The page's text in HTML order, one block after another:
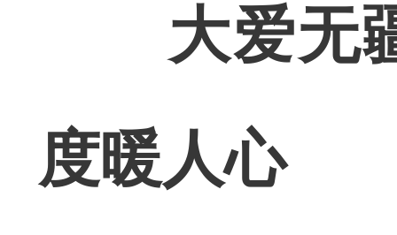
大爱无
度暖人心